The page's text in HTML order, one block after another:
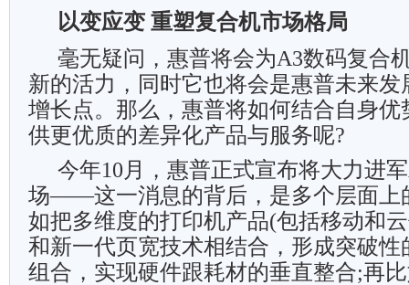
以变应变 重塑复合机市场格局
毫无疑问，惠普将会为A3数码复合
新的活力，同时它也将会是惠普未来发
增长点。那么，惠普将如何结合自身优
供更优质的差异化产品与服务呢?
今年10月，惠普正式宣布将大力进
场——这一消息的背后，是多个层面上
如把多维度的打印机产品(包括移动和
和新一代页宽技术相结合，形成突破性
组合，实现硬件跟耗材的垂直整合;再